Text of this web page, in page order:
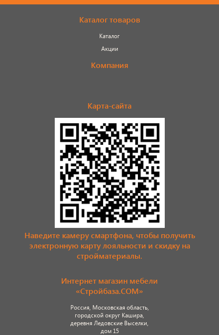
Каталог товаров
Каталог
Акции
Компания
Карта-сайта
Наведите камеру смартфона, чтобы получить
электронную карту лояльности и скидку на
стройматериалы.
Интернет магазин мебели
«Стройбаза.COM»
Россия, Московская область,
городской округ Кашира,
деревня Ледовские Выселки,
дом 15